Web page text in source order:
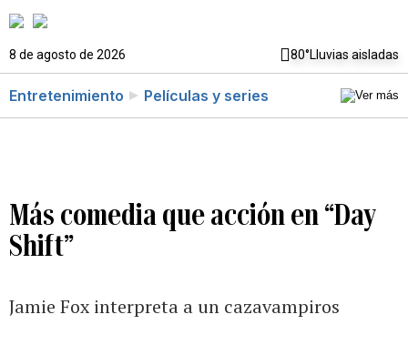
8 de agosto de 2026 80°Lluvias aisladas
Entretenimiento Películas y series
Más comedia que acción en “Day
Shift”
Jamie Fox interpreta a un cazavampiros